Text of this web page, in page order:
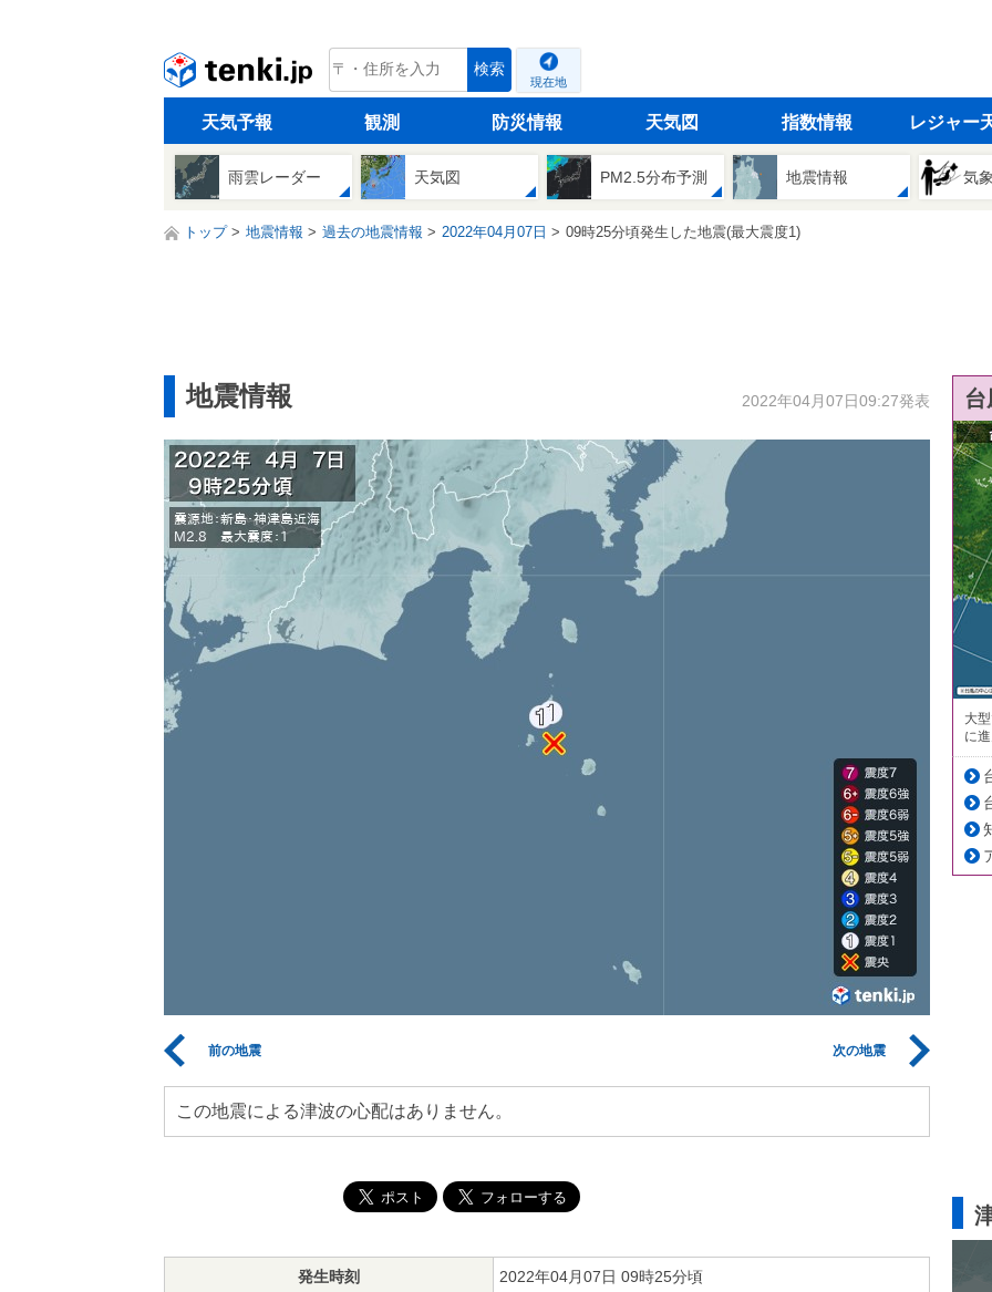
tenki.jp 検索
現在地
天気予報 観測 防災情報 天気図 指数情報 レジャー
雨雲レーダー 天気図 PM2.5分布予測 地震情報 気
トップ 地震情報 過去の地震情報 2022年04月07日 09時25分頃発生した地震(最大震度1)
地震情報 2022年04月07日09:27発表
前の地震 次の地震
この地震による津波の心配はありません。
発生時刻 2022年04月07日 09時25分頃
大
に